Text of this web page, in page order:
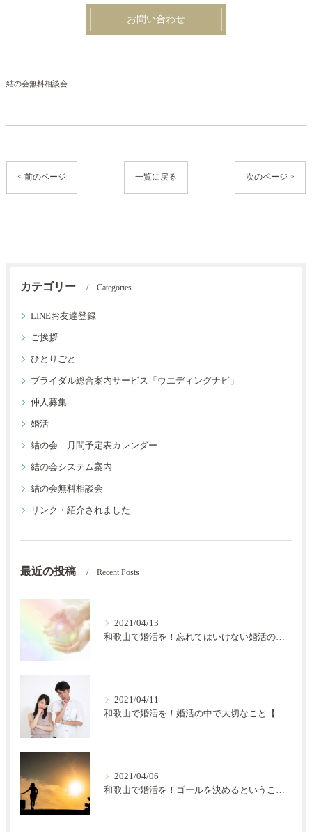
お問い合わせ
結の会無料相談会
< 前のページ 一覧に戻る 次のページ >
カテゴリー Categories
LINEお友達登録
ご挨拶
ひとりごと
ブライダル総合案内サービス「ウエディングナビ」
仲人募集
婚活
結の会 月間予定表カレンダー
結の会システム案内
結の会無料相談会
リンク・紹介されました
最近の投稿 Recent Posts
2021/04/13
和歌山で婚活を！忘れてはいけない婚活の秘訣【結の会】
2021/04/11
和歌山で婚活を！婚活の中で大切なこと【結の会】
2021/04/06
和歌山で婚活を！ゴールを決めるということ【結の会】